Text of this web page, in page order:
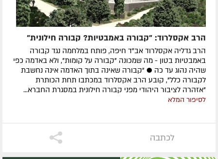
הרב אקסלרוד: "קבורה באמבטיות? קבורה חילונית"
הרב גדליה אקסלרוד אב"ד חיפה, פותח במלחמה נגד קבורה
באמבטיות בטון - מה שמכונה "קבורה על קומות", ולא באדמה כפי
שהיה נהוג עד כה ● "קבורה שאינה בתוך האדמה אינה נחשבת
לקבורה כלל", קובע הרב אקסלרוד במכתבו תחת הכותרת
"אזהרה לציבור היהודי מפני קבורה חילונית במסגרת החברא...
לסיפור המלא
לכתבה